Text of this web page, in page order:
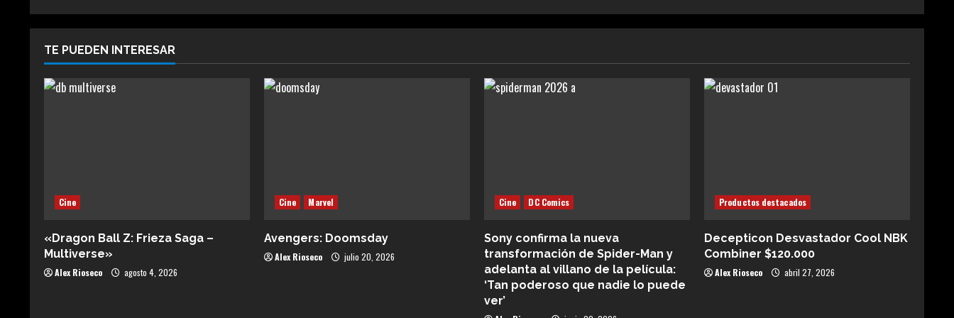
TE PUEDEN INTERESAR
Cine
«Dragon Ball Z: Frieza Saga –
Multiverse»
Alex Rioseco agosto 4, 2026
Cine Marvel
Avengers: Doomsday
Alex Rioseco julio 20, 2026
Cine DC Comics
Sony confirma la nueva
transformación de Spider-Man y
adelanta al villano de la película:
‘Tan poderoso que nadie lo puede
ver’
Productos destacados
Decepticon Desvastador Cool NBK
Combiner $120.000
Alex Rioseco abril 27, 2026